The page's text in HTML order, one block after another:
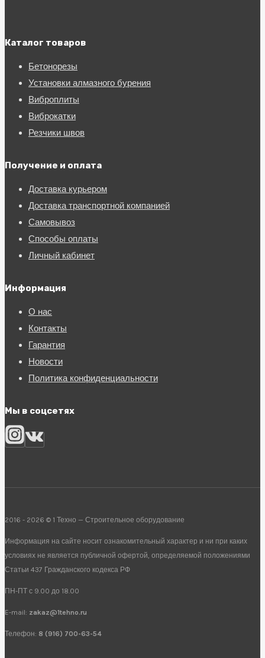
Каталог товаров
Бетонорезы
Установки алмазного бурения
Виброплиты
Виброкатки
Резчики швов
Получение и оплата
Доставка курьером
Доставка транспортной компанией
Самовывоз
Способы оплаты
Личный кабинет
Информация
О нас
Контакты
Гарантия
Новости
Политика конфиденциальности
Мы в соцсетях
2016 - 2026 © 1 Техно — Строительное оборудование
Информация на сайте носит ознакомительный характер и ни при каких
условиях не является публичной офертой, определяемой положениями
Статьи 437 Гражданского кодекса РФ
ПН-ПТ с 9.00 до 18.00
E-mail: zakaz@1tehno.ru
Телефон: 8 (916) 700-63-54